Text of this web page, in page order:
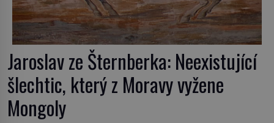
Jaroslav ze Šternberka: Neexistující
šlechtic, který z Moravy vyžene
Mongoly